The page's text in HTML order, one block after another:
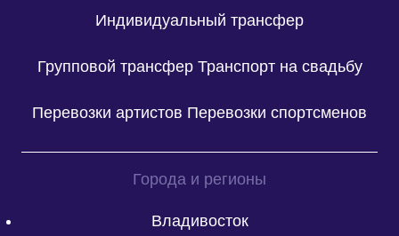
Индивидуальный трансфер
Групповой трансфер Транспорт на свадьбу
Перевозки артистов Перевозки спортсменов
Города и регионы
Владивосток